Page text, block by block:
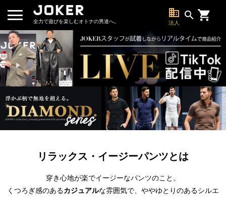
全力で遊びを楽しむオトナの男達へ。
business
法人
search
リラックス・イージーパンツとは
穿き心地が楽でイージーなパンツのこと。
くつろぎ感のあるカジュアルな雰囲気で、ややゆとりのあるシルエ